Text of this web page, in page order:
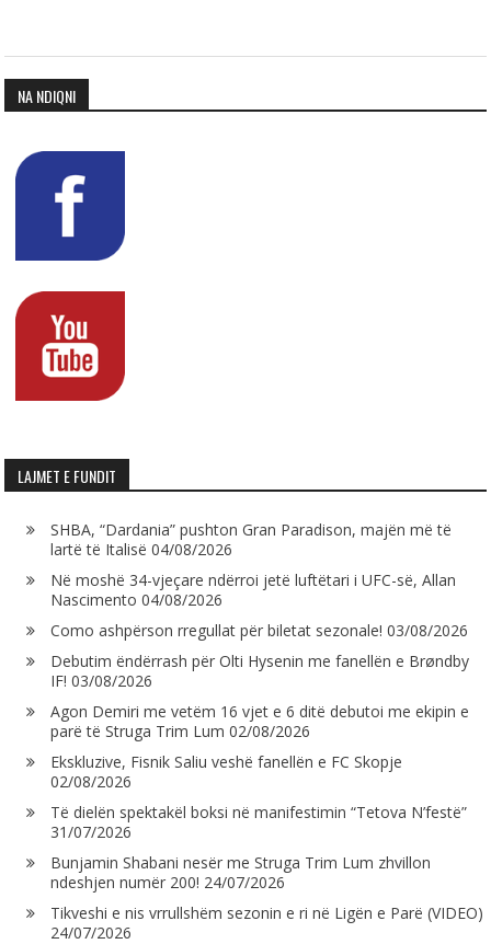
NA NDIQNI
LAJMET E FUNDIT
SHBA, “Dardania” pushton Gran Paradison, majën më të
lartë të Italisë 04/08/2026
Në moshë 34-vjeçare ndërroi jetë luftëtari i UFC-së, Allan
Nascimento 04/08/2026
Como ashpërson rregullat për biletat sezonale! 03/08/2026
Debutim ëndërrash për Olti Hysenin me fanellën e Brøndby
IF! 03/08/2026
Agon Demiri me vetëm 16 vjet e 6 ditë debutoi me ekipin e
parë të Struga Trim Lum 02/08/2026
Ekskluzive, Fisnik Saliu veshë fanellën e FC Skopje
02/08/2026
Të dielën spektakël boksi në manifestimin “Tetova N’festë”
31/07/2026
Bunjamin Shabani nesër me Struga Trim Lum zhvillon
ndeshjen numër 200! 24/07/2026
Tikveshi e nis vrrullshëm sezonin e ri në Ligën e Parë (VIDEO)
24/07/2026